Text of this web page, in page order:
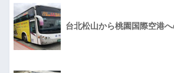
台北松山から桃園国際空港